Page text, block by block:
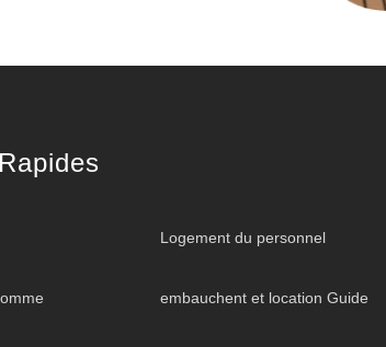
Logement du personnel
embauchent et location Guide